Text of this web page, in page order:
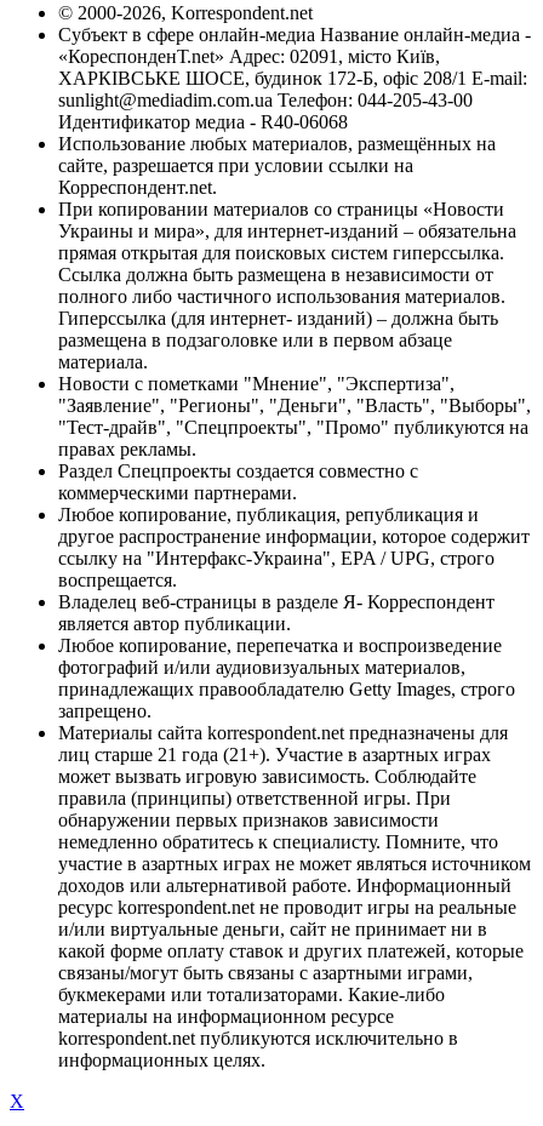
© 2000-2026, Korrespondent.net
Субъект в сфере онлайн-медиа Название онлайн-медиа -
«КореспонденТ.net» Адрес: 02091, місто Київ,
ХАРКІВСЬКЕ ШОСЕ, будинок 172-Б, офіс 208/1 E-mail:
sunlight@mediadim.com.ua Телефон: 044-205-43-00
Идентификатор медиа - R40-06068
Использование любых материалов, размещённых на
сайте, разрешается при условии ссылки на
Корреспондент.net.
При копировании материалов со страницы «Новости
Украины и мира», для интернет-изданий – обязательна
прямая открытая для поисковых систем гиперссылка.
Ссылка должна быть размещена в независимости от
полного либо частичного использования материалов.
Гиперссылка (для интернет- изданий) – должна быть
размещена в подзаголовке или в первом абзаце
материала.
Новости с пометками "Мнение", "Экспертиза",
"Заявление", "Регионы", "Деньги", "Власть", "Выборы",
"Тест-драйв", "Спецпроекты", "Промо" публикуются на
правах рекламы.
Раздел Спецпроекты создается совместно с
коммерческими партнерами.
Любое копирование, публикация, републикация и
другое распространение информации, которое содержит
ссылку на "Интерфакс-Украина", EPA / UPG, строго
воспрещается.
Владелец веб-страницы в разделе Я- Корреспондент
является автор публикации.
Любое копирование, перепечатка и воспроизведение
фотографий и/или аудиовизуальных материалов,
принадлежащих правообладателю Getty Images, строго
запрещено.
Материалы сайта korrespondent.net предназначены для
лиц старше 21 года (21+). Участие в азартных играх
может вызвать игровую зависимость. Соблюдайте
правила (принципы) ответственной игры. При
обнаружении первых признаков зависимости
немедленно обратитесь к специалисту. Помните, что
участие в азартных играх не может являться источником
доходов или альтернативой работе. Информационный
ресурс korrespondent.net не проводит игры на реальные
и/или виртуальные деньги, сайт не принимает ни в
какой форме оплату ставок и других платежей, которые
связаны/могут быть связаны с азартными играми,
букмекерами или тотализаторами. Какие-либо
материалы на информационном ресурсе
korrespondent.net публикуются исключительно в
информационных целях.
X